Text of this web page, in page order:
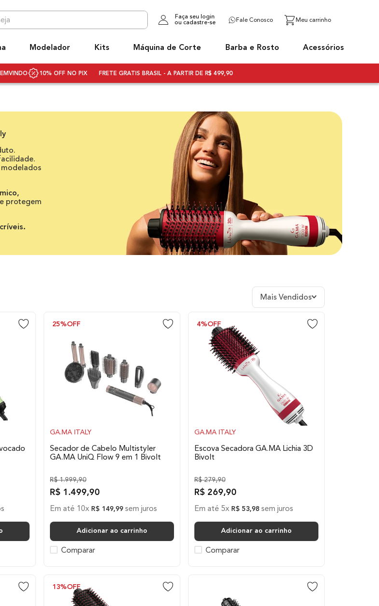
Faça seu login
ou cadastre-se
Fale Conosco
Modelador Kits Máquina de Corte Barba e Rosto Acessórios
10% OFF NO PIX FRETE GRATIS BRASIL - A PARTIR DE R$ 499,90
protegem
Mais Vendidos
GA.MA ITALY
Secador de Cabelo Multistyler
GA.MA UniQ Flow 9 em 1 Bivolt
R$ 1.999,90
R$ 1.499,90
25%OFF
Em até 10x R$ 149,99 sem juros
Adicionar ao carrinho
Comparar
GA.MA ITALY
Escova Secadora GA.MA Lichia 3D
Bivolt
R$ 279,90
R$ 269,90
4%OFF
Em até 5x R$ 53,98 sem juros
Adicionar ao carrinho
Comparar
13%OFF